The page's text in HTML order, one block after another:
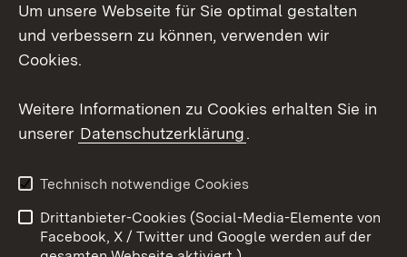
Social Wall
Youtube
Kontakt
Datenschutz
Barrierefreiheit
Impressum Cookies
Um unsere Webseite für Sie optimal gestalten
und verbessern zu können, verwenden wir
Cookies.
Weitere Informationen zu Cookies erhalten Sie in
unserer Datenschutzerklärung.
Technisch notwendige Cookies
Drittanbieter-Cookies (Social-Media-Elemente von
Facebook, X / Twitter und Google werden auf der